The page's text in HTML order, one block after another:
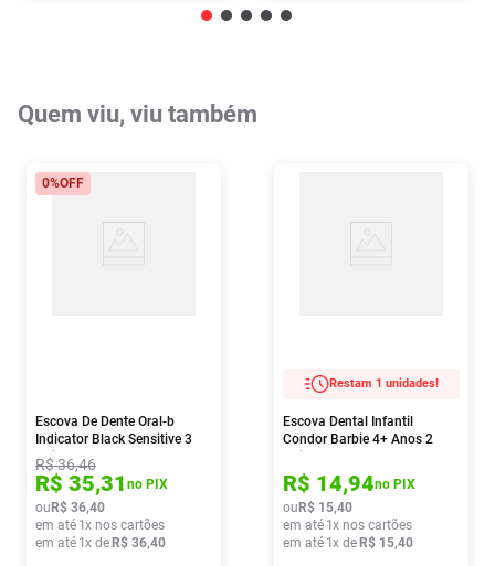
Quem viu, viu também
0%OFF
Escova De Dente Oral-b
Indicator Black Sensitive 3
Unidades
R$36,46
R$ 35,31 no PIX
ou R$ 36,40
em até 1x nos cartões
em até 1x de R$ 36,40
Restam 1 unidades!
Escova Dental Infantil
Condor Barbie 4+ Anos 2
R$ 14,94no PIX
ou R$ 15,40
em até 1x nos cartões
em até 1x de R$ 15,40